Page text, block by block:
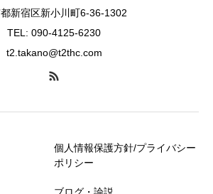
新宿区新小川町6-36-1302
TEL: 090-4125-6230
t2.takano@t2thc.com
個人情報保護方針/プライバシー
ポリシー